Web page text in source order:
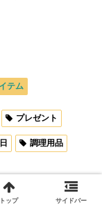
テム
プレゼント
調理用品
トップ サイドバー